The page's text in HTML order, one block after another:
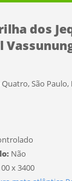
dos
São Paulo,
Não
x 3400
SE
SALVAR
sobre a Pulsar
Termos de Uso do